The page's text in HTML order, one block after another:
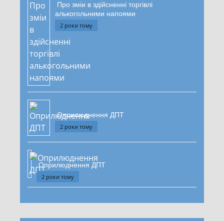
Про зміи в здійсненні торгівлі
алькогольними напоями
2 роки тому
Оприлюднення ДПТ
2 роки тому
Оприлюднення ДПТ
2 роки тому